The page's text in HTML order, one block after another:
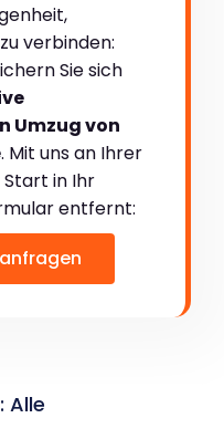
zu verbinden:
Sie sich
Umzug von
. Mit uns an Ihrer
in Ihr
entfernt:
Alle